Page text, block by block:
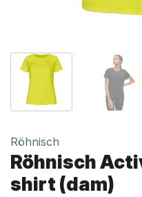
Röhnisch
Röhnisch
shirt (dam)